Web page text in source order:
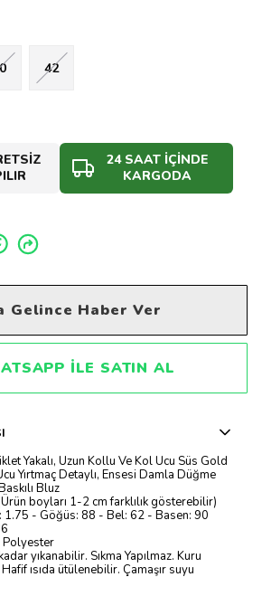
42
24 SAAT İÇİNDE
KARGODA
Gelince Haber Ver
ILE SATIN AL
Yakalı, Uzun Kollu Ve Kol Ucu Süs Gold
Yırtmaç Detaylı, Ensesi Damla Düğme
Bluz
boyları 1-2 cm farklılık gösterebilir)
1.75 - Göğüs: 88 - Bel: 62 - Basen: 90
yıkanabilir. Sıkma Yapılmaz. Kuru
ısıda ütülenebilir. Çamaşır suyu